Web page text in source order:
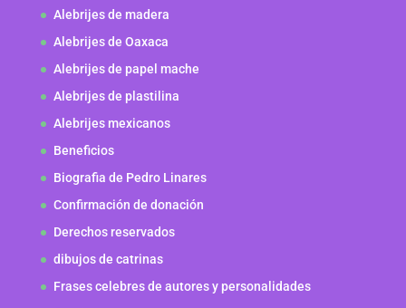
Alebrijes de madera
Alebrijes de Oaxaca
Alebrijes de papel mache
Alebrijes de plastilina
Alebrijes mexicanos
Beneficios
Biografia de Pedro Linares
Confirmación de donación
Derechos reservados
dibujos de catrinas
Frases celebres de autores y personalidades